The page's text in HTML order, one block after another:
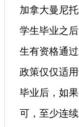
加拿大曼尼
学生毕业之
生有资格通
政策仅仅适
毕业后，如
可，至少连